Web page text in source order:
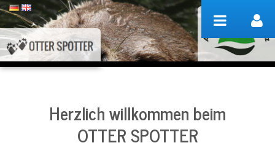
Zum Inhalt wechseln
Herzlich willkommen beim
OTTER SPOTTER